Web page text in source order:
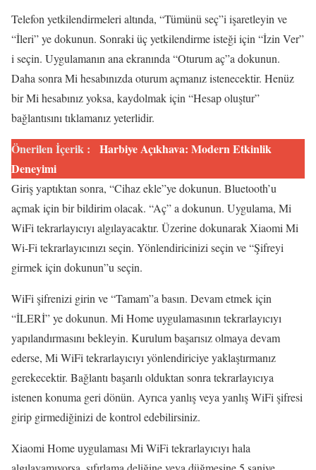
Telefon yetkilendirmeleri altında, “Tümünü seç”i işaretleyin ve
“İleri” ye dokunun. Sonraki üç yetkilendirme isteği için “İzin Ver”
i seçin. Uygulamanın ana ekranında “Oturum aç”a dokunun.
Daha sonra Mi hesabınızda oturum açmanız istenecektir. Henüz
bir Mi hesabınız yoksa, kaydolmak için “Hesap oluştur”
bağlantısını tıklamanız yeterlidir.
Önerilen İçerik :
Harbiye Açıkhava: Modern Etkinlik
Deneyimi
Giriş yaptıktan sonra, “Cihaz ekle”ye dokunun. Bluetooth’u
açmak için bir bildirim olacak. “Aç” a dokunun. Uygulama, Mi
WiFi tekrarlayıcıyı algılayacaktır. Üzerine dokunarak Xiaomi Mi
Wi-Fi tekrarlayıcınızı seçin. Yönlendiricinizi seçin ve “Şifreyi
girmek için dokunun”u seçin.
WiFi şifrenizi girin ve “Tamam”a basın. Devam etmek için
“İLERİ” ye dokunun. Mi Home uygulamasının tekrarlayıcıyı
yapılandırmasını bekleyin. Kurulum başarısız olmaya devam
ederse, Mi WiFi tekrarlayıcıyı yönlendiriciye yaklaştırmanız
gerekecektir. Bağlantı başarılı olduktan sonra tekrarlayıcıya
istenen konuma geri dönün. Ayrıca yanlış veya yanlış WiFi şifresi
girip girmediğinizi de kontrol edebilirsiniz.
Xiaomi Home uygulaması Mi WiFi tekrarlayıcıyı hala